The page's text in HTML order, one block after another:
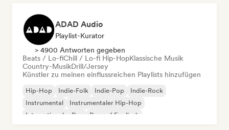
ADAD Audio
Playlist-Kurator
> 4900 Antworten gegeben
Beats / Lo-fiChill / Lo-fi Hip-HopKlassische Musik
Country-MusikDrill/Jersey
Künstler zu meinen einflussreichen Playlists hinzufügen
Hip-Hop Indie-Folk Indie-Pop
Indie-Rock
Instrumental
Instrumentaler Hip-Hop
Internationaler Rap
Rap auf Englisch